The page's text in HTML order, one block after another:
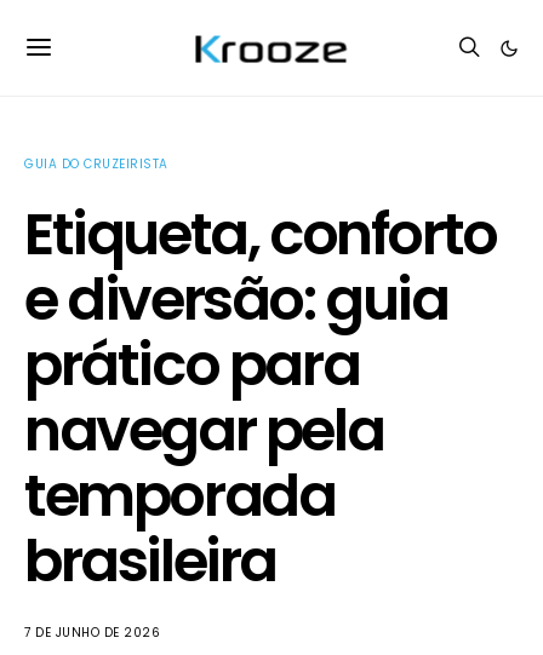
GUIA DO CRUZEIRISTA
Etiqueta, conforto
e diversão: guia
prático para
navegar pela
temporada
brasileira
7 DE JUNHO DE 2026